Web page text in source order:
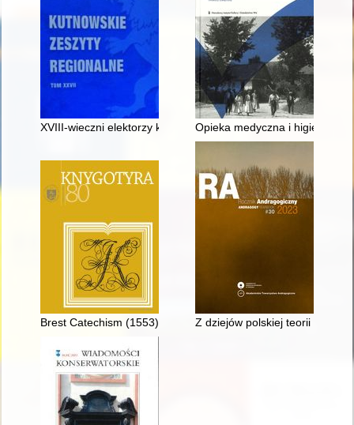
XVIII-wieczni elektorzy królów z parafii Łękoszyn
Opieka medyczna i higiena na
Brest Catechism (1553) : The Confesional and Cultural
Z dziejów polskiej teorii i